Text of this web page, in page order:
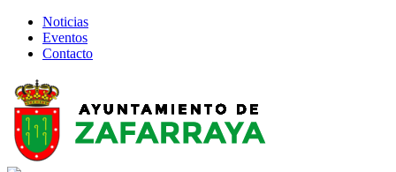
Noticias
Eventos
Contacto